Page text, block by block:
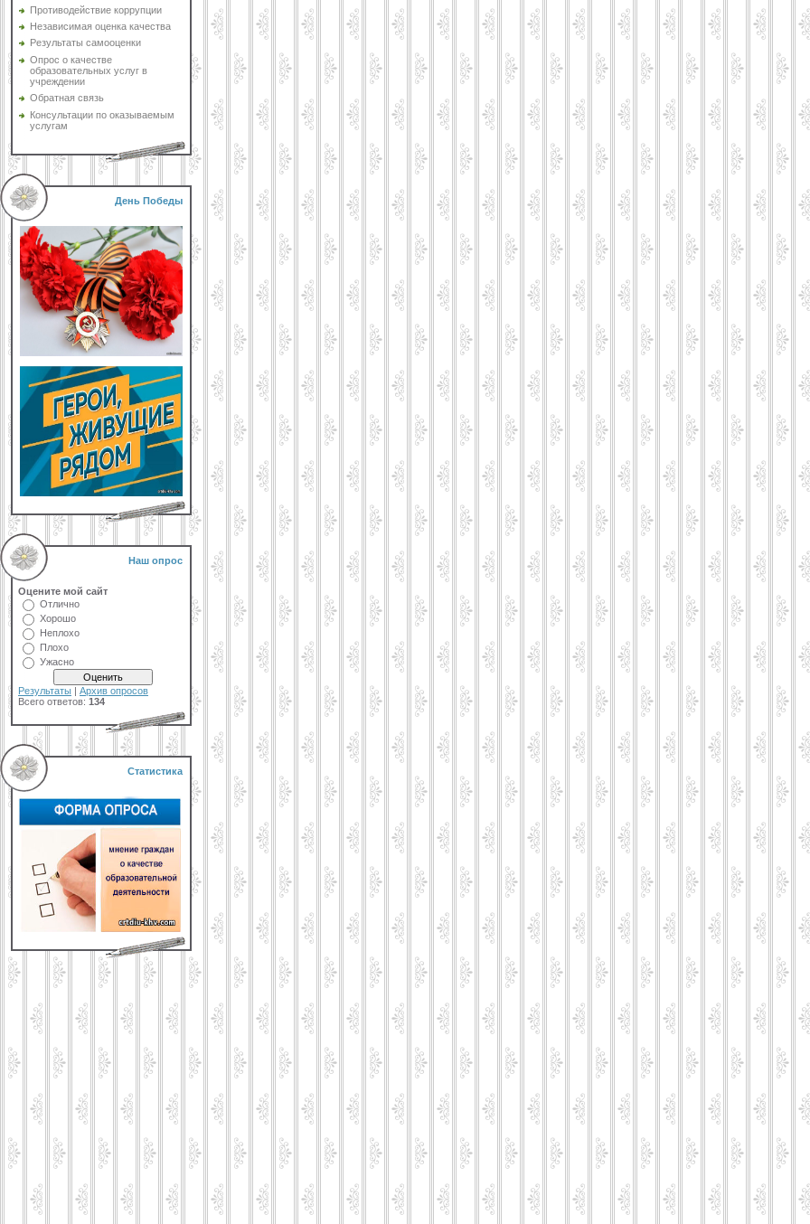
Противодействие коррупции
Независимая оценка качества
Результаты самооценки
Опрос о качестве
образовательных услуг в
учреждении
Обратная связь
Консультации по оказываемым
услугам
День Победы
Наш опрос
Оцените мой сайт
Отлично
Хорошо
Неплохо
Плохо
Ужасно
Результаты | Архив опросов
Всего ответов: 134
Статистика